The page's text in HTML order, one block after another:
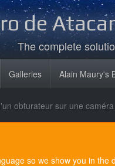
de
The complete
Galleries Alain Maury's
obturateur sur une
so we show you in the